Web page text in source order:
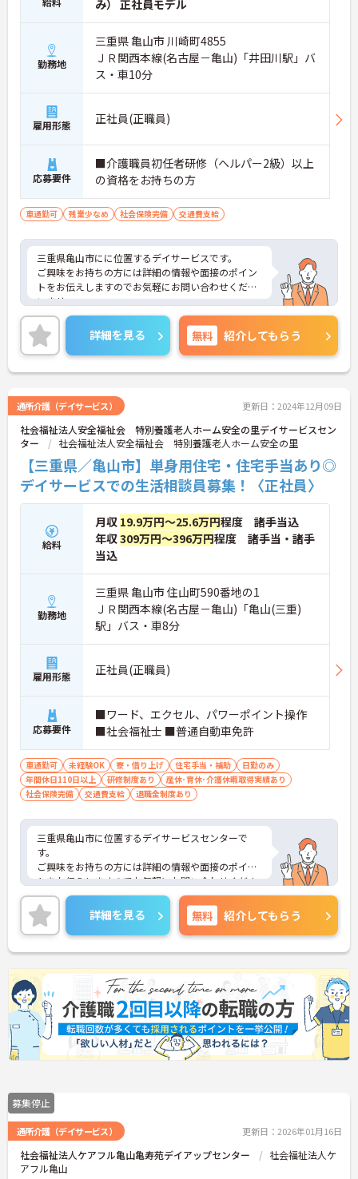
み） 正社員モデル
勤務地
三重県 亀山市 川崎町4855
ＪＲ関西本線(名古屋－亀山)「井田川駅」バ
ス・車10分
雇用形態 正社員(正職員)
応募要件
■介護職員初任者研修（ヘルパー2級）以上
の資格をお持ちの方
車通勤可 残業少なめ 社会保険完備 交通費支給
三重県亀山市にに位置するデイサービスです。
ご興味をお持ちの方には詳細の情報や面接のポイン
トをお伝えしますのでお気軽にお問い合わせくださ
いませ。
詳細を見る 無料 紹介してもらう
通所介護（デイサービス） 更新日：2024年12月09日
社会福祉法人安全福祉会 特別養護老人ホーム安全の里デイサービスセン
ター
社会福祉法人安全福祉会 特別養護老人ホーム安全の里
【三重県／亀山市】単身用住宅・住宅手当あり◎
デイサービスでの生活相談員募集！〈正社員〉
給料
月収 19.9万円～25.6万円程度 諸手当込
年収309万円～396万円程度 諸手当・諸手
当込
勤務地
三重県 亀山市 住山町590番地の1
ＪＲ関西本線(名古屋－亀山)「亀山(三重)
駅」バス・車8分
雇用形態 正社員(正職員)
応募要件
■ワード、エクセル、パワーポイント操作
■社会福祉士 ■普通自動車免許
車通勤可 未経験OK 寮・借り上げ 住宅手当・補助
日勤のみ
年間休日110日以上
研修制度あり
産休･育休･介護休暇取得実績あり
社会保険完備
交通費支給 退職金制度あり
三重県亀山市に位置するデイサービスセンターで
す。
ご興味をお持ちの方には詳細の情報や面接のポイン
トをお伝えしますのでお気軽にお問い合わせくださ
いませ。
詳細を見る 無料 紹介してもらう
募集停止
通所介護（デイサービス） 更新日：2026年01月16日
社会福祉法人ケアフル亀山亀寿苑デイアップセンター
社会福祉法人ケ
アフル亀山